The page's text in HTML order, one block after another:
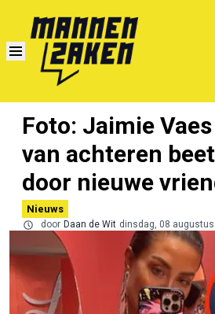
Foto: Jaimie
van achteren
door nieuwe
Nieuws
door Daan de Wit dinsdag, 08